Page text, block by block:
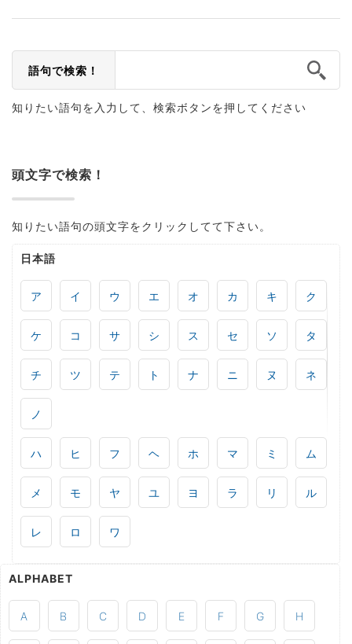
語句で検索！
知りたい語句を入力して、検索ボタンを押してください
頭文字で検索！
知りたい語句の頭文字をクリックしてて下さい。
日本語
ア イ ウ エ オ カ キ ク
ケ コ サ シ ス セ ソ タ
チ ツ テ ト ナ ニ ヌ ネ
ノ
ハ ヒ フ ヘ ホ マ ミ ム
メ モ ヤ ユ ヨ ラ リ ル
レ ロ ワ
ALPHABET
A B C D E F G H